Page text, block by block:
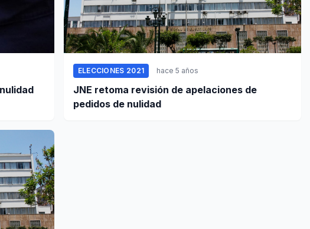
ELECCIONES 2021 hace 5 años
JNE retoma revisión de apelaciones de
pedidos de nulidad